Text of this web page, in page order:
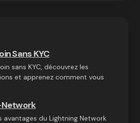
Sans KYC
sans KYC, découvrez les
et apprenez comment vous
avantages du Lightning Network